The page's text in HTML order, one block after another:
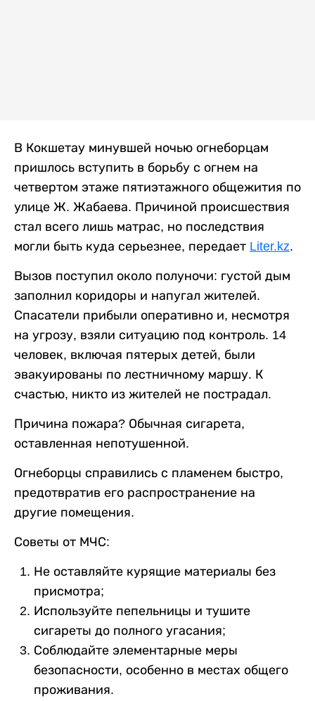
В Кокшетау минувшей ночью огнеборцам
пришлось вступить в борьбу с огнем на
четвертом этаже пятиэтажного общежития по
улице Ж. Жабаева. Причиной происшествия
стал всего лишь матрас, но последствия
могли быть куда серьезнее, передает Liter.kz.
Вызов поступил около полуночи: густой дым
заполнил коридоры и напугал жителей.
Спасатели прибыли оперативно и, несмотря
на угрозу, взяли ситуацию под контроль. 14
человек, включая пятерых детей, были
эвакуированы по лестничному маршу. К
счастью, никто из жителей не пострадал.
Причина пожара? Обычная сигарета,
оставленная непотушенной.
Огнеборцы справились с пламенем быстро,
предотвратив его распространение на
другие помещения.
Советы от МЧС:
Не оставляйте курящие материалы без
присмотра;
Используйте пепельницы и тушите
сигареты до полного угасания;
Соблюдайте элементарные меры
безопасности, особенно в местах общего
проживания.